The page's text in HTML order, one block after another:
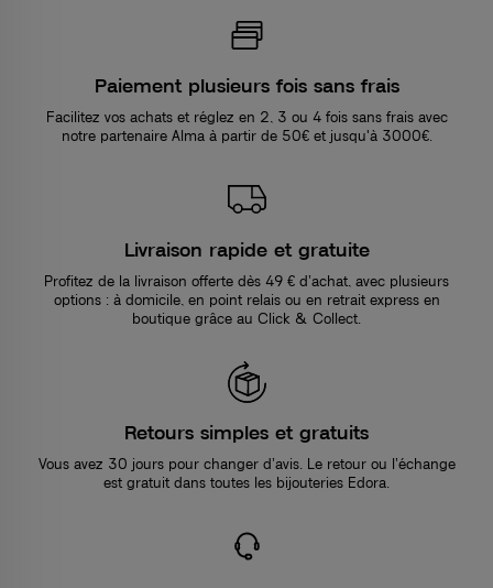
Paiement plusieurs fois sans frais
Facilitez vos achats et réglez en 2, 3 ou 4 fois sans frais avec
notre partenaire Alma à partir de 50€ et jusqu'à 3000€.
Livraison rapide et gratuite
Profitez de la livraison offerte dès 49 € d’achat, avec plusieurs
options : à domicile, en point relais ou en retrait express en
boutique grâce au Click & Collect.
Retours simples et gratuits
Vous avez 30 jours pour changer d’avis. Le retour ou l’échange
est gratuit dans toutes les bijouteries Edora.